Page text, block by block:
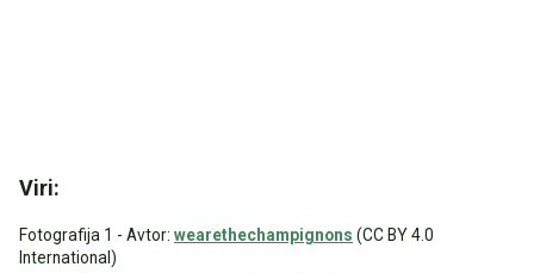
Viri:
Fotografija 1 - Avtor: wearethechampignons (CC BY 4.0
International)